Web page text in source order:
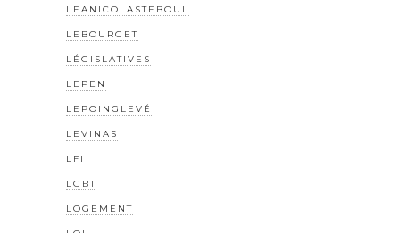
LEANICOLASTEBOUL
LEBOURGET
LÉGISLATIVES
LEPEN
LEPOINGLEVÉ
LEVINAS
LFI
LGBT
LOGEMENT